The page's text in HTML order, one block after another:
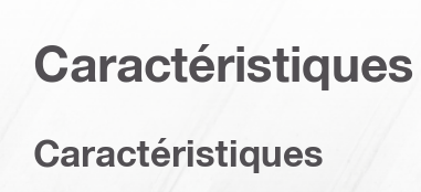
Caractéristiques